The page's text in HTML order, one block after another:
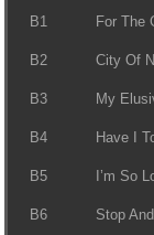
B1 For The
B2 City Of
B3 My Elusive
B4 Have I Told
B5 I’m So
B6 Stop And